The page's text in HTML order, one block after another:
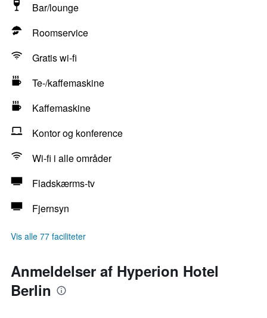
Bar/lounge
Roomservice
Gratis wi-fi
Te-/kaffemaskine
Kaffemaskine
Kontor og konference
Wi-fi i alle områder
Fladskærms-tv
Fjernsyn
Vis alle 77 faciliteter
Anmeldelser af Hyperion Hotel
Berlin